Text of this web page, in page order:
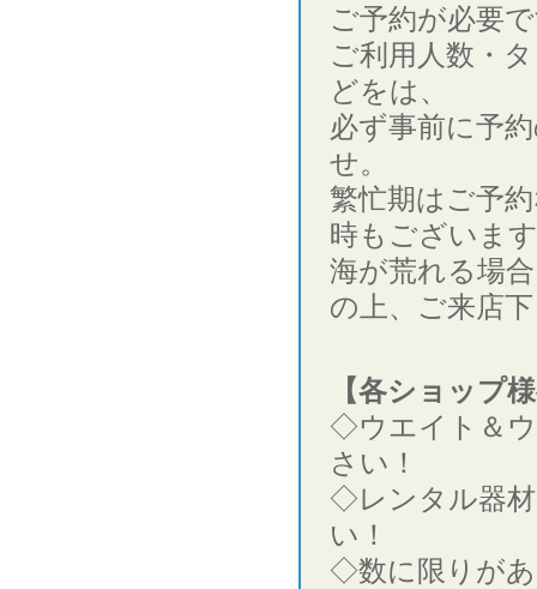
ご予約が必要
ご利用人数・
どをは、
必ず事前に予
せ。
繁忙期はご予
時もございま
海が荒れる場
の上、ご来店
【各ショップ
◇ウエイト＆
さい！
◇レンタル器
い！
◇数に限りが